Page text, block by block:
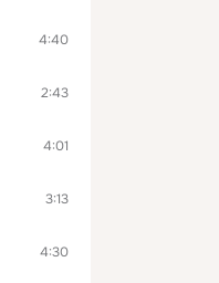
4:40
2:43
4:01
3:13
4:30